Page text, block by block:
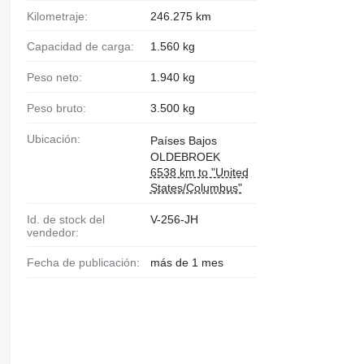
Kilometraje: 246.275 km
Capacidad de carga: 1.560 kg
Peso neto: 1.940 kg
Peso bruto: 3.500 kg
Ubicación:
Países Bajos
OLDEBROEK
6538 km to "United
States/Columbus"
Id. de stock del
vendedor:
V-256-JH
Fecha de publicación: más de 1 mes